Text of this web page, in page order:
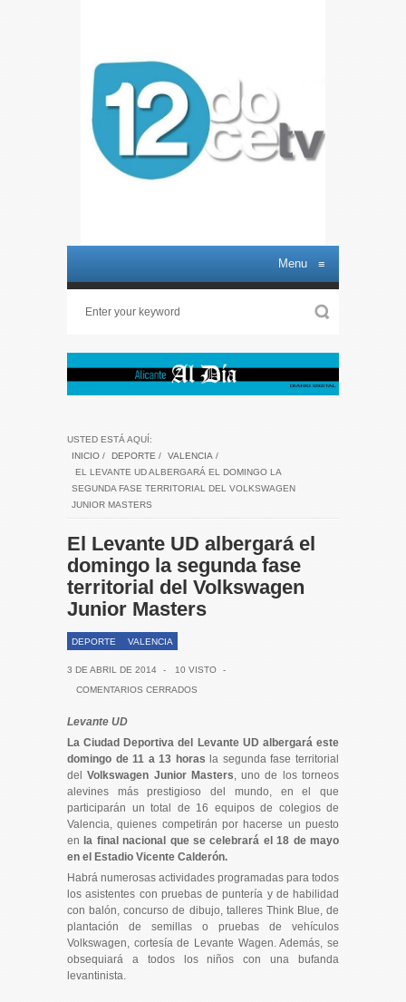
Menu ≡
USTED ESTÁ AQUÍ:
INICIO / DEPORTE / VALENCIA /
EL LEVANTE UD ALBERGARÁ EL DOMINGO LA
SEGUNDA FASE TERRITORIAL DEL VOLKSWAGEN
JUNIOR MASTERS
El Levante UD albergará el
domingo la segunda fase
territorial del Volkswagen
Junior Masters
DEPORTE VALENCIA
3 DE ABRIL DE 2014 - 10 VISTO
-
COMENTARIOS CERRADOS
Levante UD
La Ciudad Deportiva del Levante UD albergará este
domingo de 11 a 13 horas la segunda fase territorial
delVolkswagen Junior Masters, uno de los torneos
alevines más prestigioso del mundo, en el que
participarán un total de 16 equipos de colegios de
Valencia, quienes competirán por hacerse un puesto
en la final nacional que se celebrará el 18 de mayo
en el Estadio Vicente Calderón.
Habrá numerosas actividades programadas para todos
los asistentes con pruebas de puntería y de habilidad
con balón, concurso de dibujo, talleres Think Blue, de
plantación de semillas o pruebas de vehículos
Volkswagen, cortesía de Levante Wagen. Además, se
obsequiará a todos los niños con una bufanda
levantinista.